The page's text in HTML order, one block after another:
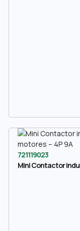
721119023
Mini Contactor